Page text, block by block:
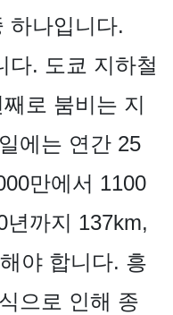
하나입니다.
다. 도쿄 지하철
로 붐비는 지
에는 연간 25
만에서 1100
년까지 137km,
야 합니다. 흥
으로 인해 종